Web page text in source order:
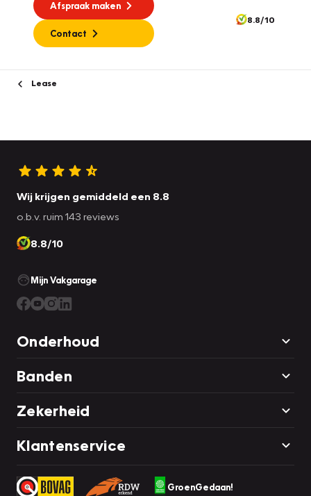
Afspraak maken
Contact
8.8/10
Lease
Wij krijgen gemiddeld een 8.8
o.b.v. ruim 143 reviews
8.8/10
Mijn Vakgarage
Onderhoud
Banden
Zekerheid
Klantenservice
GroenGedaan!